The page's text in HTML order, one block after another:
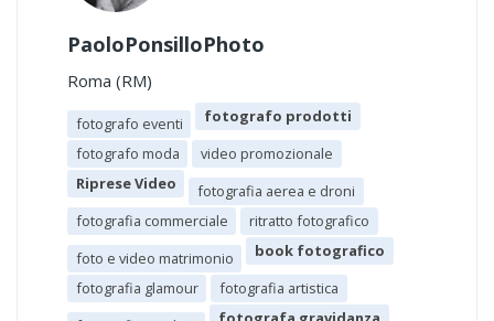
PaoloPonsilloPhoto
Roma (RM)
fotografo eventi
fotografo prodotti
fotografo moda
video promozionale
Riprese Video
fotografia aerea e droni
fotografia commerciale
ritratto fotografico
foto e video matrimonio
book fotografico
fotografia glamour
fotografia artistica